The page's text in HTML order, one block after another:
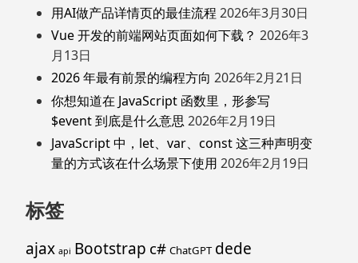
用AI做产品详情页的最佳流程 2026年3月30日
Vue 开发的前端网站页面如何下载？ 2026年3
月13日
2026 年最有前景的编程方向 2026年2月21日
你想知道在 JavaScript 函数里，形参写
$event 到底是什么意思 2026年2月19日
JavaScript 中，let、var、const 这三种声明变
量的方式该在什么场景下使用 2026年2月19日
标签
ajax api Bootstrap c# ChatGPT dede